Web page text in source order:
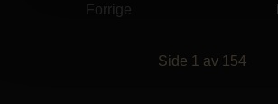
Forrige
Side 1 av 154